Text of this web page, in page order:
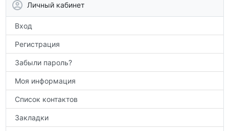
Личный кабинет
Вход
Регистрация
Забыли пароль?
Моя информация
Список контактов
Закладки